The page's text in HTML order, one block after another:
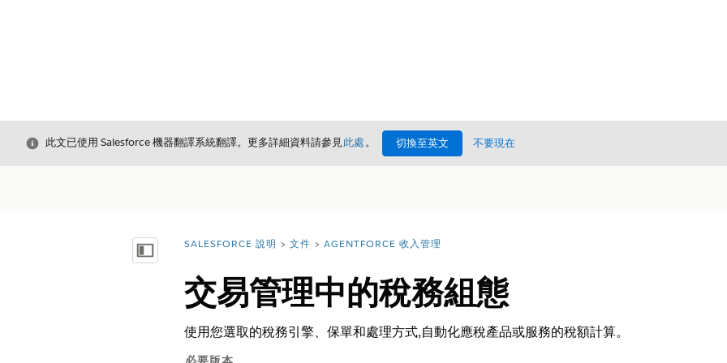
結束
此文已使用 Salesforce 機器翻譯系統翻譯。更多詳細資料請參見此處。 切換至英文 不要現在
顯示目錄 您位於此處：
SALESFORCE 說明 文件 AGENTFORCE 收入管理
交易管理中的稅務組態
使用您選取的稅務引擎、保單和處理方式,自動化應稅產品或服務的稅額計算。